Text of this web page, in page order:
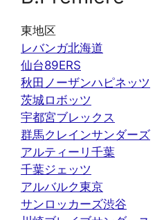
東地区
レバンガ北海道
仙台89ERS
秋田ノーザンハピネッツ
茨城ロボッツ
宇都宮ブレックス
群馬クレインサンダーズ
アルティーリ千葉
千葉ジェッツ
アルバルク東京
サンロッカーズ渋谷